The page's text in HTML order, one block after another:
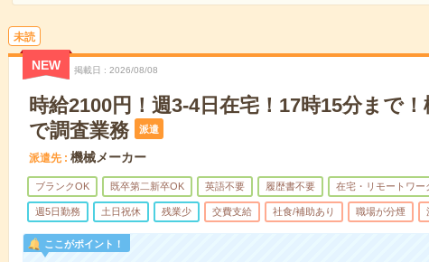
未読
NEW 掲載日 2026/08/08
時給2100円！週3-4日在宅！17時15分まで
で調査業務
派遣
派遣先 機械メーカー
ブランクOK 既卒第二新卒OK 英語不要 履歴書不要 在宅・リモートワー
週5日勤務 土日祝休 残業少 交費支給 社食/補助あり 職場が分煙
ここがポイント！